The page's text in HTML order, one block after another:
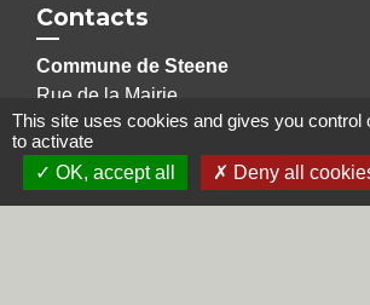
Contacts
Commune de Steene
Rue de la Mairie
59380 Steene - FRANCE
+33 3 28 62 12 90
This site uses cookies and gives you control
to activate
OK, accept all
Deny all